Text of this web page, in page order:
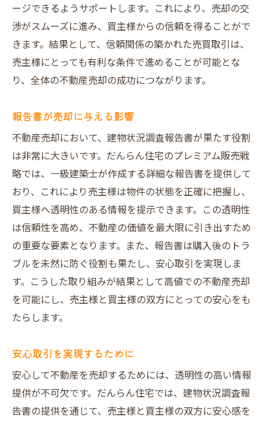
ージできるようサポートします。これにより、売却の交
渉がスムーズに進み、買主様からの信頼を得ることがで
きます。結果として、信頼関係の築かれた売買取引は、
売主様にとっても有利な条件で進めることが可能とな
り、全体の不動産売却の成功につながります。
報告書が売却に与える影響
不動産売却において、建物状況調査報告書が果たす役割
は非常に大きいです。だんらん住宅のプレミアム販売戦
略では、一級建築士が作成する詳細な報告書を提供して
おり、これにより売主様は物件の状態を正確に把握し、
買主様へ透明性のある情報を提示できます。この透明性
は信頼性を高め、不動産の価値を最大限に引き出すため
の重要な要素となります。また、報告書は購入後のトラ
ブルを未然に防ぐ役割も果たし、安心取引を実現しま
す。こうした取り組みが結果として高値での不動産売却
を可能にし、売主様と買主様の双方にとっての安心をも
たらします。
安心取引を実現するために
安心して不動産を売却するためには、透明性の高い情報
提供が不可欠です。だんらん住宅では、建物状況調査報
告書の提供を通じて、売主様と買主様の双方に安心感を